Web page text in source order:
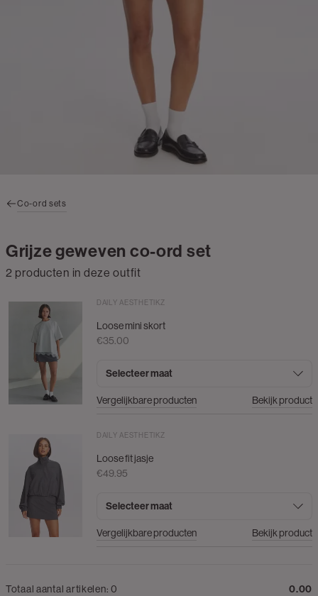
Co-ord sets
Grijze geweven co-ord set
2 producten in deze outfit
DAILY AESTHETIKZ
Loose mini skort
€35.00
Selecteer maat
Vergelijkbare producten Bekijk product
DAILY AESTHETIKZ
Loose fit jasje
€49.95
Selecteer maat
Vergelijkbare producten Bekijk product
Totaal aantal artikelen:0 0.00